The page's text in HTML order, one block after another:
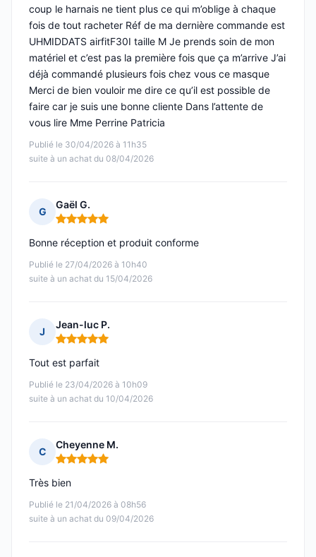
Publié le 30/04/2026 à 11h35
suite à un achat du 08/04/2026
coup le harnais ne tient plus ce qui m’oblige à chaque
fois de tout racheter Réf de ma dernière commande est
UHMIDDATS airfitF30I taille M Je prends soin de mon
matériel et c’est pas la première fois que ça m’arrive J’ai
déjà commandé plusieurs fois chez vous ce masque
Merci de bien vouloir me dire ce qu’il est possible de
faire car je suis une bonne cliente Dans l’attente de
vous lire Mme Perrine Patricia
G
Gaël G.
Note : 5 sur 5
Publié le 27/04/2026 à 10h40
suite à un achat du 15/04/2026
Bonne réception et produit conforme
J
Jean-luc P.
Note : 5 sur 5
Publié le 23/04/2026 à 10h09
suite à un achat du 10/04/2026
Tout est parfait
C
Cheyenne M.
Note : 5 sur 5
Publié le 21/04/2026 à 08h56
suite à un achat du 09/04/2026
Très bien